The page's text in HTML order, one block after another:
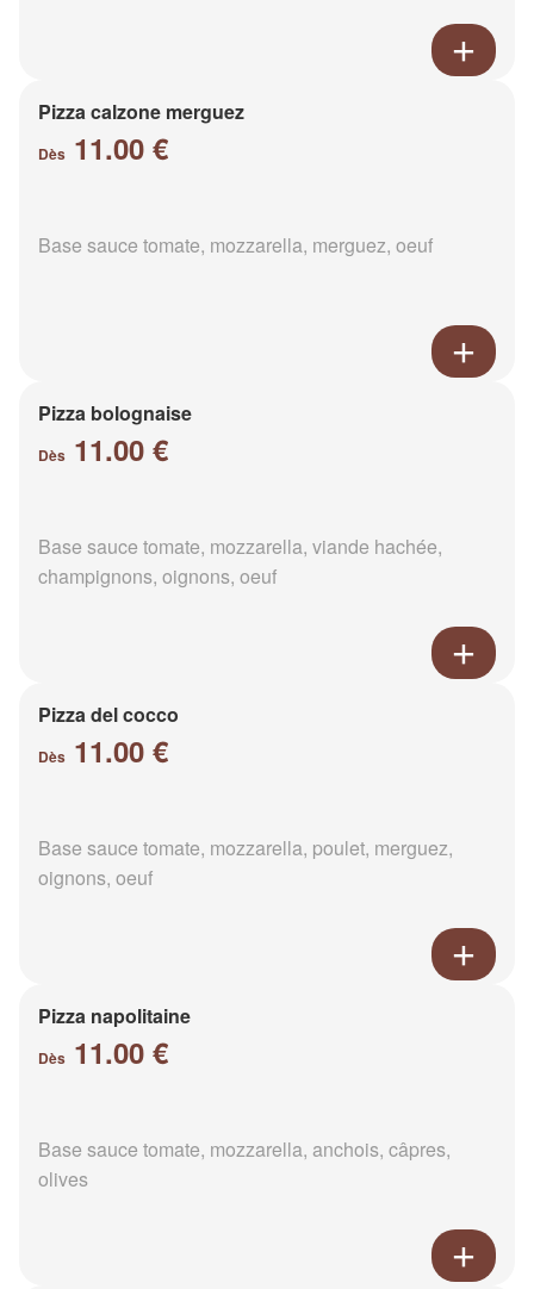
Pizza calzone merguez
Dès 11.00 €
Base sauce tomate, mozzarella, merguez, oeuf
Pizza bolognaise
Dès 11.00 €
Base sauce tomate, mozzarella, viande hachée,
champignons, oignons, oeuf
Pizza del cocco
Dès 11.00 €
Base sauce tomate, mozzarella, poulet, merguez,
oignons, oeuf
Pizza napolitaine
Dès 11.00 €
Base sauce tomate, mozzarella, anchois, câpres,
olives